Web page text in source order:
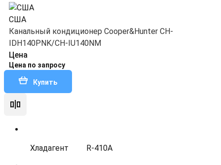
США
Канальный кондиционер Cooper&Hunter CH-
IDH140PNK/CH-IU140NM
Цена
Цена по запросу
Купить
Хладагент R-410A